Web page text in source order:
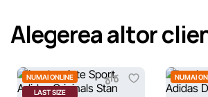
erori în cel mai scurt termen rezonabil.
Alegerea altor
NUMAI ONLINE
LAST SIZE
NUMAI